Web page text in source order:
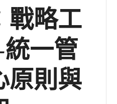
戰略工
一管
原則與